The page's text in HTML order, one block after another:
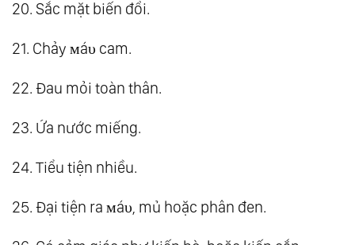
20. Sắc mặt biến đổi.
21. Chảy мáυ cam.
22. Đau mỏi toàn thân.
23. Ứa nước miếng.
24. Tiểu tiện nhiều.
25. Đại tiện ra мáυ, mủ hoặc phân đen.